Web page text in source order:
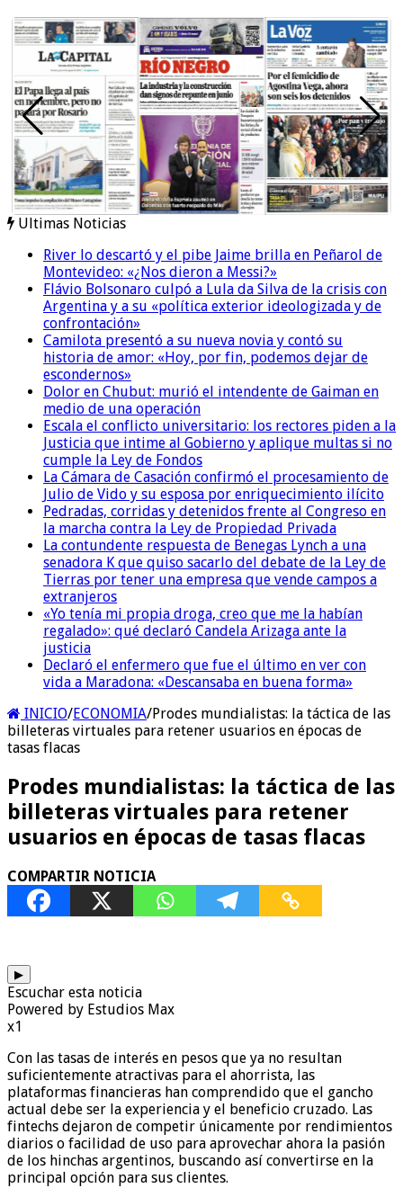
Ultimas Noticias
River lo descartó y el pibe Jaime brilla en Peñarol de
Montevideo: «¿Nos dieron a Messi?»
Flávio Bolsonaro culpó a Lula da Silva de la crisis con
Argentina y a su «política exterior ideologizada y de
confrontación»
Camilota presentó a su nueva novia y contó su
historia de amor: «Hoy, por fin, podemos dejar de
escondernos»
Dolor en Chubut: murió el intendente de Gaiman en
medio de una operación
Escala el conflicto universitario: los rectores piden a la
Justicia que intime al Gobierno y aplique multas si no
cumple la Ley de Fondos
La Cámara de Casación confirmó el procesamiento de
Julio de Vido y su esposa por enriquecimiento ilícito
Pedradas, corridas y detenidos frente al Congreso en
la marcha contra la Ley de Propiedad Privada
La contundente respuesta de Benegas Lynch a una
senadora K que quiso sacarlo del debate de la Ley de
Tierras por tener una empresa que vende campos a
extranjeros
«Yo tenía mi propia droga, creo que me la habían
regalado»: qué declaró Candela Arizaga ante la
justicia
Declaró el enfermero que fue el último en ver con
vida a Maradona: «Descansaba en buena forma»
INICIO/ECONOMIA/Prodes mundialistas: la táctica de las
billeteras virtuales para retener usuarios en épocas de
tasas flacas
Prodes mundialistas: la táctica de las
billeteras virtuales para retener
usuarios en épocas de tasas flacas
COMPARTIR NOTICIA
▶
Escuchar esta noticia
Powered by Estudios Max
x1
Con las tasas de interés en pesos que ya no resultan
suficientemente atractivas para el ahorrista, las
plataformas financieras han comprendido que el gancho
actual debe ser la experiencia y el beneficio cruzado. Las
fintechs dejaron de competir únicamente por rendimientos
diarios o facilidad de uso para aprovechar ahora la pasión
de los hinchas argentinos, buscando así convertirse en la
principal opción para sus clientes.